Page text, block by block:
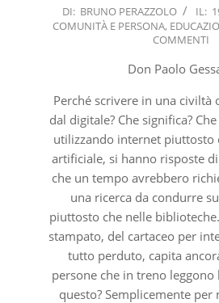
2026-
05-
DI: BRUNO PERAZZOLO IL:
COMUNITÀ E PERSONA,
COMMENTI
Don Paolo
Perché scrivere in una civiltà
dal digitale? Che significa?
utilizzando internet piuttosto
artificiale, si hanno risposte
che un tempo avrebbero
una ricerca da condurre
piuttosto che nelle
stampato, del cartaceo per
tutto perduto, capita
persone che in treno leggono
questo? Semplicemente